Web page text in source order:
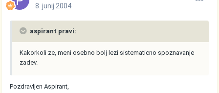
8. junij 2004
aspirant pravi:
Kakorkoli ze, meni osebno bolj lezi sistematicno spoznavanje
zadev.
Pozdravljen Aspirant,